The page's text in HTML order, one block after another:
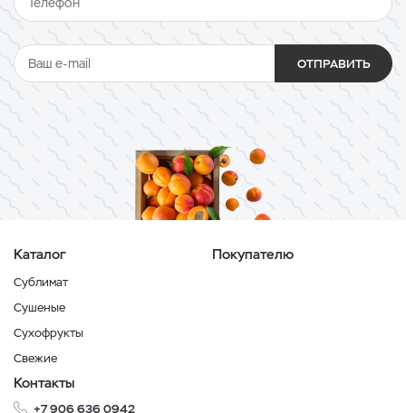
ОТПРАВИТЬ
Каталог
Сублимат
Сушеные
Сухофрукты
Свежие
Покупателю
Контакты
+7 906 636 0942